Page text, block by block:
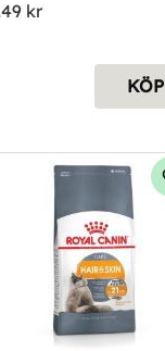
kr
KÖP
i favoriter